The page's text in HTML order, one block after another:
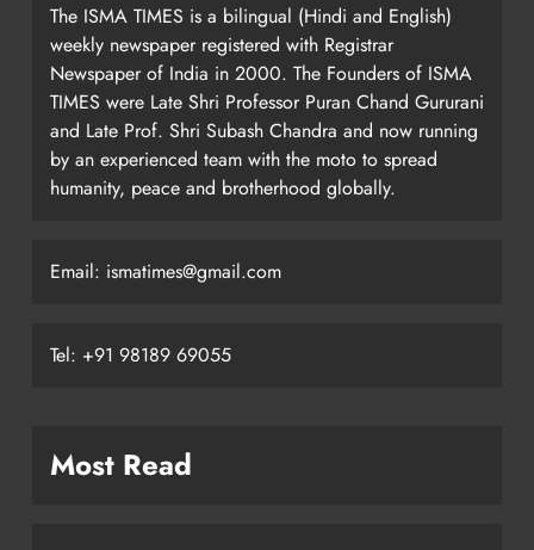
The ISMA TIMES is a bilingual (Hindi and English)
weekly newspaper registered with Registrar
Newspaper of India in 2000. The Founders of ISMA
TIMES were Late Shri Professor Puran Chand Gururani
and Late Prof. Shri Subash Chandra and now running
by an experienced team with the moto to spread
humanity, peace and brotherhood globally.
Email: ismatimes@gmail.com
Tel: +91 98189 69055
Most Read